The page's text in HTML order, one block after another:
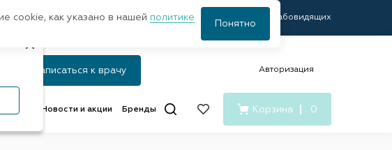
Быстрая доставка Удобная оплата Версия для слабовидящих
Записаться к врачу Авторизация
Новости и акции Бренды Корзина 0
cookie, как указано в нашей политике
Понятно